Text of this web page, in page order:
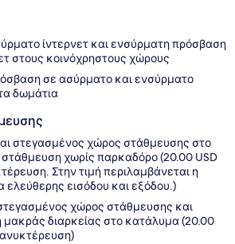
ίντερνετ και ενσύρματη πρόσβαση
στους κοινόχρηστους χώρους
σε ασύρματο και ενσύρματο
δωμάτια
στεγασμένος χώρος στάθμευσης στο
χωρίς παρκαδόρο (20.00 USD
Στην τιμή περιλαμβάνεται η
ελεύθερης εισόδου και εξόδου.)
χώρος στάθμευσης και
διαρκείας στο κατάλυμα (20.00